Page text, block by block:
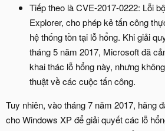
Tiếp theo là CVE-2017-0222: Lỗi
Explorer, cho phép kẻ tấn công
hệ thống tồn tại lỗ hổng. Khi giải
tháng 5 năm 2017, Microsoft đã
khai thác lỗ hổng này, nhưng
thuật về các cuộc tấn công.
Tuy nhiên, vào tháng 7 năm 2017, hãng
cho Windows XP để giải quyết các lỗ